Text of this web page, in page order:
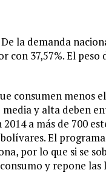
la demanda
37,57%. El peso
consumen menos
media y alta deben
a más de 700
El
por lo que si se
y repone